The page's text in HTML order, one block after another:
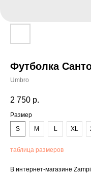
Футболка
Umbro
2 750 р.
Размер
S
M L XL
таблица размеров
В интернет-магазине